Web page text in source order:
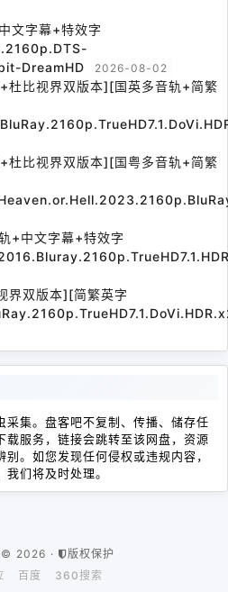
文字幕+特效字
DreamHD
2026-08-02
杜比视界双版本][国英多音轨+简繁
杜比视界双版本][国粤多音轨+简繁
+中文字幕+特效字
界双版本][简繁英字
采集。盘客吧不复制、传播、储存任
载服务，链接会跳转至该网盘，资源
。如您发现任何侵权或违规内容，
们将及时处理。
2026 ·
版权保护
百度 360搜索